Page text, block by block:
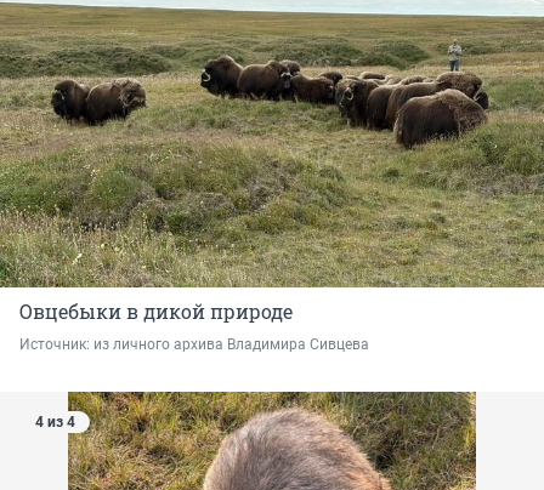
Овцебыки в дикой природе
Источник: из личного архива Владимира Сивцева
4 из 4